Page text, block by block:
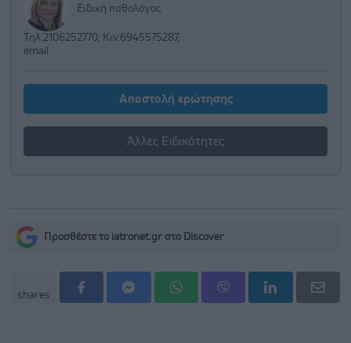
Ειδική παθολόγος
Τηλ.2106252770, Κιν.6945575287,
email
Αποστολή ερώτησης
Άλλες Ειδικότητες
Προσθέστε το iatronet.gr στο Discover
shares